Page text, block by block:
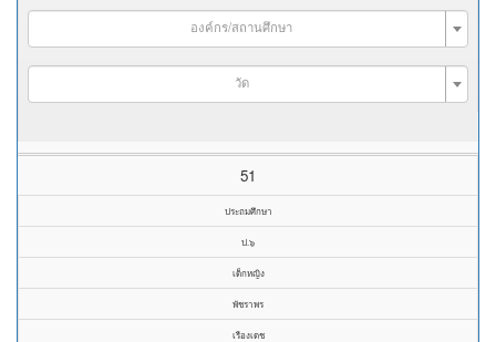
องค์กร/สถานศึกษา
วัด
51
ประถมศึกษา
ป.๖
เด็กหญิง
พัชราพร
เรืองเดช